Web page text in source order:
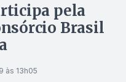
pela
Brasil
às 13h05